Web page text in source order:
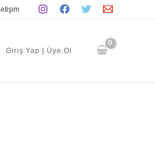
İletişim
Giriş Yap | Üye Ol